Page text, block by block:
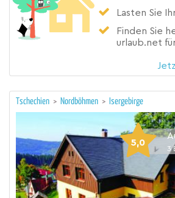
Lasten Sie
Finden Sie
urlaub.net
Tschechien > Nordböhmen > Isergebirge
5,0
3